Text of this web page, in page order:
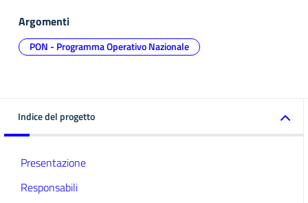
Argomenti
PON - Programma Operativo Nazionale
Indice del progetto
Presentazione
Responsabili